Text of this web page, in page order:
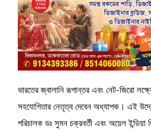
ভারতের জ্বালানি রূপান্তর এবং নেট-জিরো
সহযোগিতার নেতৃত্ব দেবেন অধ্যাপক। এই
পরিচালক ডঃ সুমন চক্রবর্তী এবং অয়েল ইন্ডিয়া